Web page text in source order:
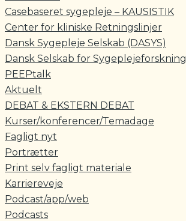
Casebaseret sygepleje – KAUSISTIK
Center for kliniske Retningslinjer
Dansk Sygepleje Selskab (DASYS)
Dansk Selskab for Sygeplejeforskning
PEEPtalk
Aktuelt
DEBAT & EKSTERN DEBAT
Kurser/konferencer/Temadage
Fagligt nyt
Portrætter
Print selv fagligt materiale
Karriereveje
Podcast/app/web
Podcasts